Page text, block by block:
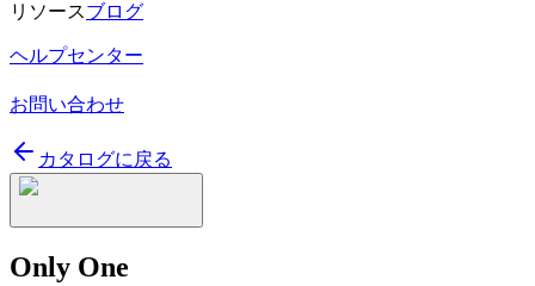
リソースブログ
ヘルプセンター
お問い合わせ
カタログに戻る
Only One